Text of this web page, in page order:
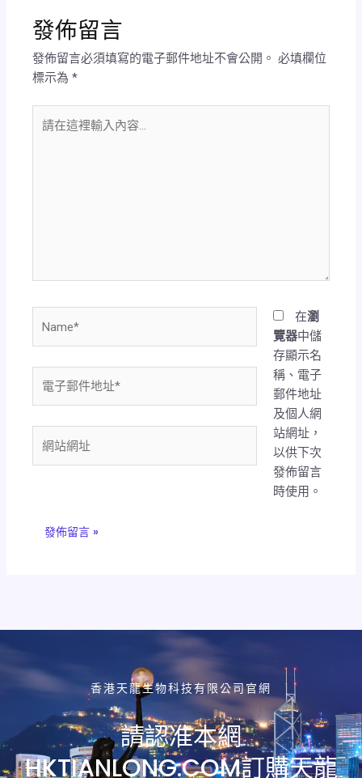
發佈留言
發佈留言必須填寫的電子郵件地址不會公開。 必填欄位
標示為*
在
子
地
站
在瀏
覽器中儲
存顯示名
稱、電子
郵件地址
及個人網
站網址，
以供下次
發佈留言
時使用。
香港天龍生物科技有限公司官網
請認准本網
HKTIANLONG.COM訂購天龍